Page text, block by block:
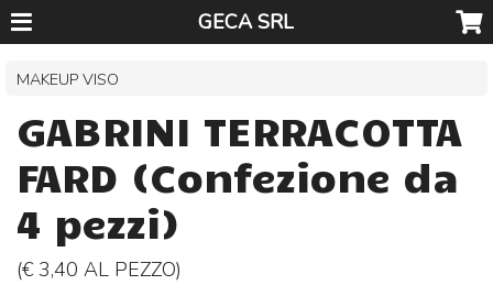
GECA SRL
MAKEUP VISO
GABRINI TERRACOTTA
FARD (Confezione da
4 pezzi)
(€ 3,40 AL PEZZO)